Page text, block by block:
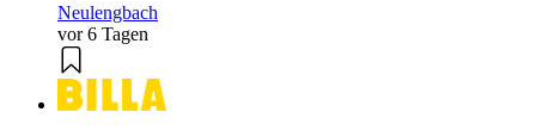
Neulengbach
vor 6 Tagen